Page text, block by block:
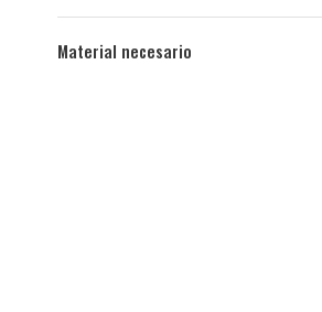
Material necesario